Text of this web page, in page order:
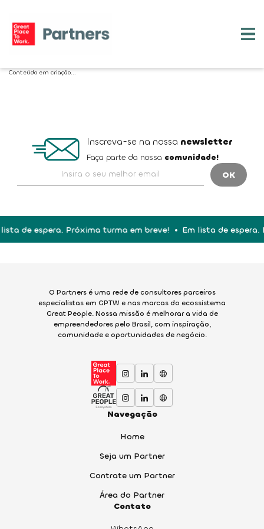
Conteúdo em criação...
Inscreva-se na nossa newsletter
Faça parte da nossa comunidade!
de espera. Próxima turma em breve! Em lista de
O Partners é uma rede de consultores parceiros
especialistas em GPTW e nas marcas do ecossistema
Great People. Nossa missão é melhorar a vida de
empreendedores pelo Brasil, com inspiração,
comunidade e oportunidades de negócio.
Navegação
Home
Seja um Partner
Contrate um Partner
Área do Partner
Contato